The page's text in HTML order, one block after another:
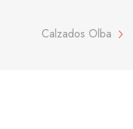
Calzados Olba